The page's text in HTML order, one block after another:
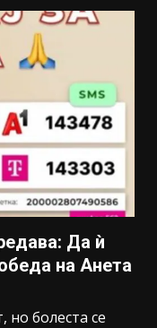
Да ѝ
на Анета
но болеста се